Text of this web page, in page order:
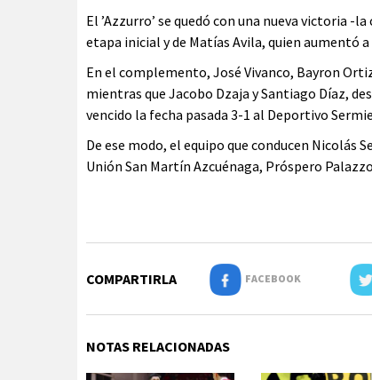
El ’Azzurro’ se quedó con una nueva victoria -
etapa inicial y de Matías Avila, quien aumentó
En el complemento, José Vivanco, Bayron
mientras que Jacobo Dzaja y Santiago Díaz,
vencido la fecha pasada 3-1 al Deportivo
De ese modo, el equipo que conducen Nicolás
Unión San Martín Azcuénaga, Próspero
COMPARTIRLA FACEBOOK
NOTAS RELACIONADAS